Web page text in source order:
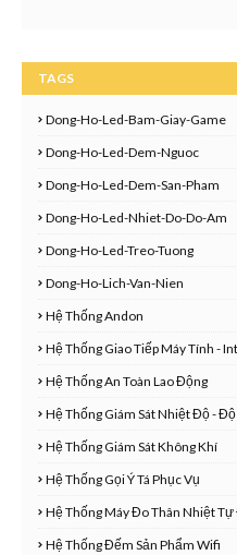
TAGS
Dong-Ho-Led-Bam-Giay-Game
Dong-Ho-Led-Dem-Nguoc
Dong-Ho-Led-Dem-San-Pham
Dong-Ho-Led-Nhiet-Do-Do-Am
Dong-Ho-Led-Treo-Tuong
Dong-Ho-Lich-Van-Nien
Hệ Thống Andon
Hệ Thống Giao Tiếp Máy Tính -
Hệ Thống An Toàn Lao Động
Hệ Thống Giám Sát Nhiệt Độ -
Hệ Thống Giám Sát Không Khí
Hệ Thống Gọi Ý Tá Phục Vụ
Hệ Thống Máy Đo Thân Nhiệt
Hệ Thống Đếm Sản Phẩm Wifi